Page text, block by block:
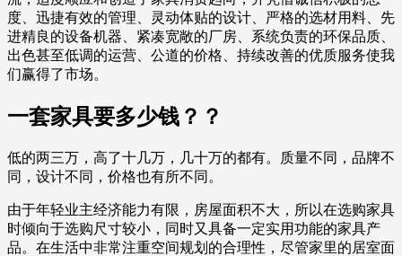
度、迅捷有效的管理、灵动体贴的设计、严格的选材用料、先
进精良的设备机器、紧凑宽敞的厂房、系统负责的环保品质、
出色甚至低调的运营、公道的价格、持续改善的优质服务使我
们赢得了市场。
一套家具要多少钱？？
低的两三万，高了十几万，几十万的都有。质量不同，品牌不
同，设计不同，价格也有所不同。
由于年轻业主经济能力有限，房屋面积不大，所以在选购家具
时倾向于选购尺寸较小，同时又具备一定实用功能的家具产
品。在生活中非常注重空间规划的合理性，尽管家里的居室面